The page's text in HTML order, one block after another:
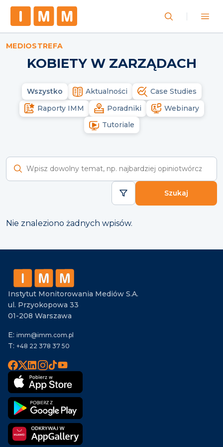
MEDIOSTREFA
KOBIETY W ZARZĄDACH
Wszystko Aktualności
Case Studies
Raporty IMM
Poradniki
Webinary
Tutoriale
Szukaj
Nie znaleziono żadnych wpisów.
Instytut Monitorowania Mediów S.A.
ul. Przyokopowa 33
01-208 Warszawa
E: imm@imm.com.pl
T: +48 22 378 37 50